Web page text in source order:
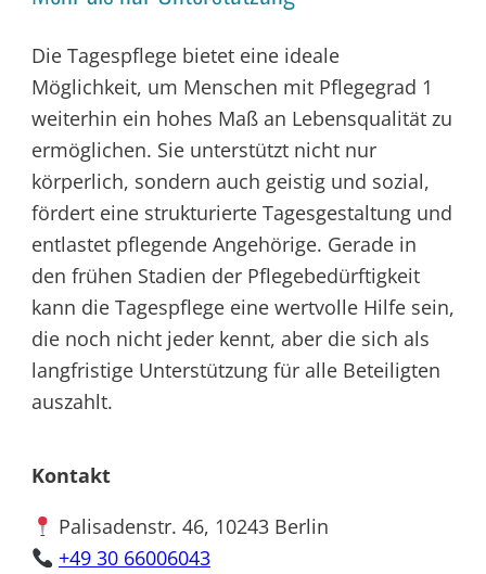
Die Tagespflege bietet eine ideale
Möglichkeit, um Menschen mit Pflegegrad 1
weiterhin ein hohes Maß an Lebensqualität zu
ermöglichen. Sie unterstützt nicht nur
körperlich, sondern auch geistig und sozial,
fördert eine strukturierte Tagesgestaltung und
entlastet pflegende Angehörige. Gerade in
den frühen Stadien der Pflegebedürftigkeit
kann die Tagespflege eine wertvolle Hilfe sein,
die noch nicht jeder kennt, aber die sich als
langfristige Unterstützung für alle Beteiligten
auszahlt.
Kontakt
Palisadenstr. 46, 10243 Berlin
+49 30 66006043